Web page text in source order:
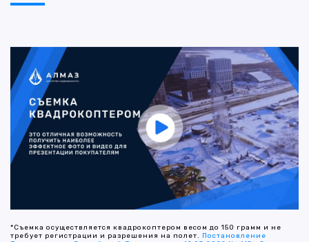
*Съемка осуществляется квадрокоптером весом до 150 грамм и не
требует регистрации и разрешения на полет. Постановление